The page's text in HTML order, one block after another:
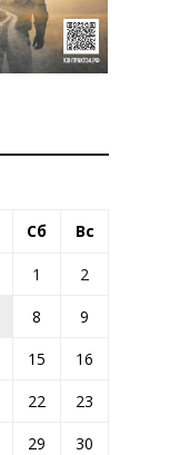
Сб Вс
1
2
8
9
15
16
22
23
29
30